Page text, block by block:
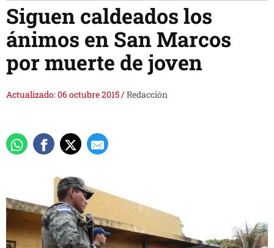
Siguen caldeados los
ánimos en San Marcos
por muerte de joven
Actualizado: 06 octubre 2015/Redacción